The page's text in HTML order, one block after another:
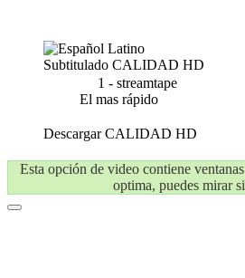
Subtitulado CALIDAD HD
1 - streamtape
El mas rápido
DescargarCALIDAD HD
Esta opción de video contiene
optima, puedes mirar